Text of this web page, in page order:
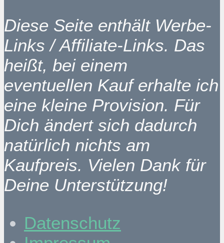
Diese Seite enthält Werbe-
Links / Affiliate-Links. Das
heißt, bei einem
eventuellen Kauf erhalte ich
eine kleine Provision. Für
Dich ändert sich dadurch
natürlich nichts am
Kaufpreis. Vielen Dank für
Deine Unterstützung!
Datenschutz